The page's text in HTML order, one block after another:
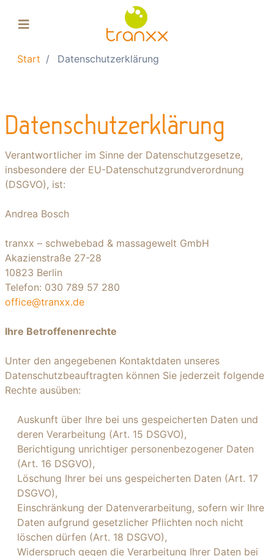
Massage
Gutscheine
Über uns
Einkaufskorb
Start Datenschutzerklärung
Datenschutzerklärung
Verantwortlicher im Sinne der Datenschutzgesetze,
insbesondere der EU-Datenschutzgrundverordnung
(DSGVO), ist:
Andrea Bosch
tranxx – schwebebad & massagewelt GmbH
Akazienstraße 27-28
10823 Berlin
Telefon: 030 789 57 280
office@tranxx.de
Ihre Betroffenenrechte
Unter den angegebenen Kontaktdaten unseres
Datenschutzbeauftragten können Sie jederzeit folgende
Rechte ausüben:
Auskunft über Ihre bei uns gespeicherten Daten und
deren Verarbeitung (Art. 15 DSGVO),
Berichtigung unrichtiger personenbezogener Daten
(Art. 16 DSGVO),
Löschung Ihrer bei uns gespeicherten Daten (Art. 17
DSGVO),
Einschränkung der Datenverarbeitung, sofern wir Ihre
Daten aufgrund gesetzlicher Pflichten noch nicht
löschen dürfen (Art. 18 DSGVO),
Widerspruch gegen die Verarbeitung Ihrer Daten bei